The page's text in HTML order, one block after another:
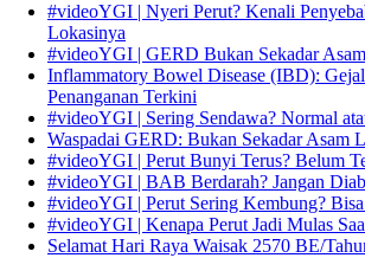
#videoYGI | Nyeri Perut? Kenali
Lokasinya
#videoYGI | GERD Bukan Sekadar
Inflammatory Bowel Disease (IBD):
Penanganan Terkini
#videoYGI | Sering Sendawa? Normal
Waspadai GERD: Bukan Sekadar Asam
#videoYGI | Perut Bunyi Terus? Belum
#videoYGI | BAB Berdarah? Jangan
#videoYGI | Perut Sering Kembung?
#videoYGI | Kenapa Perut Jadi Mulas
Selamat Hari Raya Waisak 2570 BE/